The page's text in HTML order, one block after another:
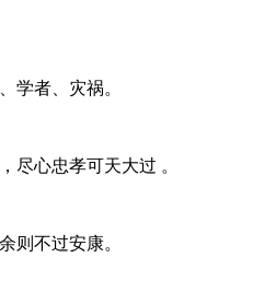
者、灾祸。
心忠孝可天大过 。
不过安康。